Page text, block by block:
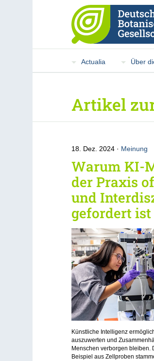
Actualia Über
Artikel
18. Dez. 2024 Meinung
Warum KI-
der Praxis
und
gefordert ist
Künstliche Intelligenz
auszuwerten und
Menschen verborgen bleiben.
Beispiel aus Zellproben